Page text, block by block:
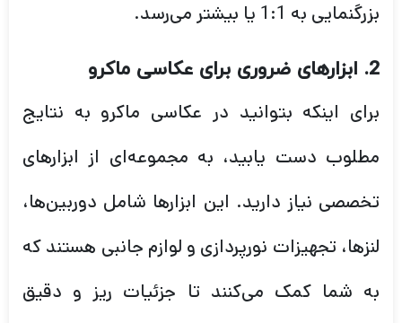
بزرگنمایی به 1:1 یا بیشتر می‌رسد.
2. ابزارهای ضروری برای عکاسی ماکرو
برای اینکه بتوانید در عکاسی ماکرو به نتایج
مطلوب دست یابید، به مجموعه‌ای از ابزارهای
تخصصی نیاز دارید. این ابزارها شامل دوربین‌ها،
لنزها، تجهیزات نورپردازی و لوازم جانبی هستند که
به شما کمک می‌کنند تا جزئیات ریز و دقیق